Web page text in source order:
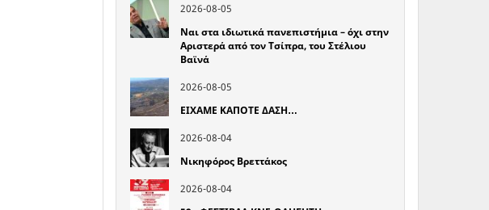
2026-08-05
Ναι στα ιδιωτικά πανεπιστήμια – όχι στην
Αριστερά από τον Τσίπρα, του Στέλιου
Βαϊνά
2026-08-05
ΕΙΧΑΜΕ ΚΑΠΟΤΕ ΔΑΣΗ…
2026-08-04
Νικηφόρος Βρεττάκος
2026-08-04